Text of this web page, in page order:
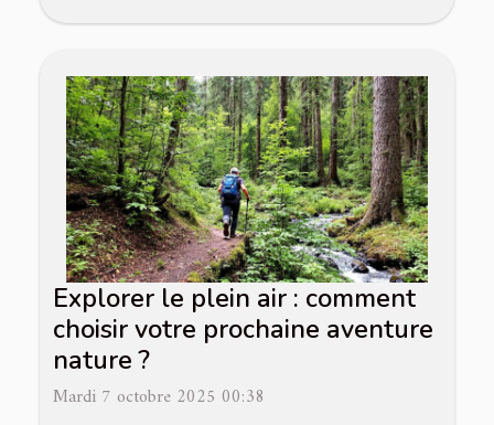
Explorer le plein air : comment
choisir votre prochaine aventure
nature ?
Mardi 7 octobre 2025 00:38